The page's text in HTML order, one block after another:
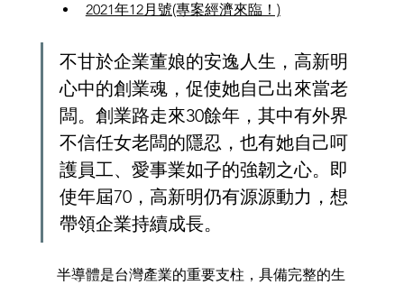
2021年12月號(專案經濟來臨！)
不甘於企業董娘的安逸人生，高新明
心中的創業魂，促使她自己出來當老
闆。創業路走來30餘年，其中有外界
不信任女老闆的隱忍，也有她自己呵
護員工、愛事業如子的強韌之心。即
使年屆70，高新明仍有源源動力，想
帶領企業持續成長。
半導體是台灣產業的重要支柱，具備完整的生